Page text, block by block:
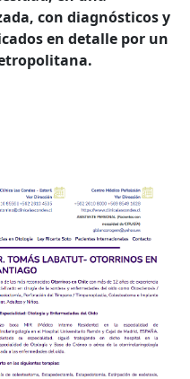
con diagnósticos y
en detalle por un